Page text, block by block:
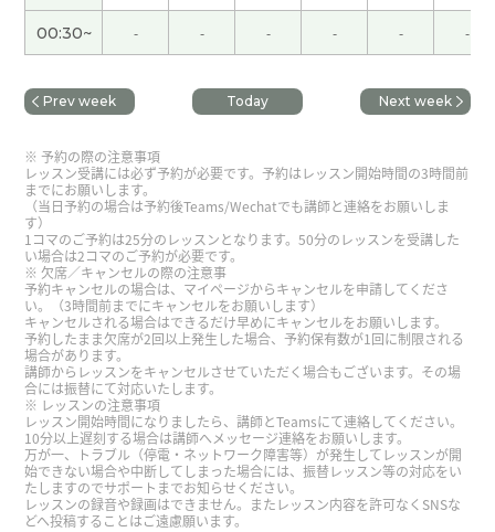
谢谢、老师。下次也请多关照。
谢谢你，我学到了很多
通过准备婚礼的期间，能理解伙伴的价值观。但有
的时候发生争吵，哈哈哈。 ( 男性 )
这次的行程有点紧，看烟花的时候终于松了一口气
呢。回家的路上堵车有点辛苦。但是孩子们都满意
参观烟花大会，所以挺值得。( 40代 男性 )
谢谢老师！你总是很亲切地教我学习😄请您帮助我
练习说汉语。下次见～。
太谢谢你了！るい老师的课很有趣，很容易明白，
然后我学到了很多。期待下次见！ ( 20代 女性 )
你很親切, 跟你聊天很輕鬆, 我也開心認識你. 我們下
00:30~ - - - - - -
Prev week Today Next week
予約の際の注意事項
レッスン受講には必ず予約が必要です。予約はレッスン開始時間の3時間前
までにお願いします。
（当日予約の場合は予約後Teams/Wechatでも講師と連絡をお願いしま
す）
1コマのご予約は25分のレッスンとなります。50分のレッスンを受講した
い場合は2コマのご予約が必要です。
欠席／キャンセルの際の注意事
予約キャンセルの場合は、マイページからキャンセルを申請してくださ
い。（3時間前までにキャンセルをお願いします）
キャンセルされる場合はできるだけ早めにキャンセルをお願いします。
予約したまま欠席が2回以上発生した場合、予約保有数が1回に制限される
場合があります。
講師からレッスンをキャンセルさせていただく場合もございます。その場
合には振替にて対応いたします。
レッスンの注意事項
レッスン開始時間になりましたら、講師とTeamsにて連絡してください。
10分以上遅刻する場合は講師へメッセージ連絡をお願いします。
万が一、トラブル（停電・ネットワーク障害等）が発生してレッスンが開
始できない場合や中断してしまった場合には、振替レッスン等の対応をい
たしますのでサポートまでお知らせください。
レッスンの録音や録画はできません。またレッスン内容を許可なくSNSな
どへ投稿することはご遠慮願います。